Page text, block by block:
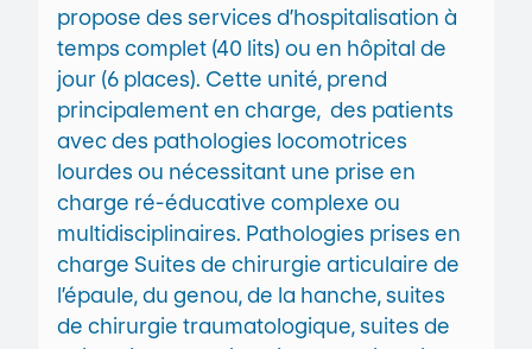
propose des services d’hospitalisation à
temps complet (40 lits) ou en hôpital de
jour (6 places). Cette unité, prend
principalement en charge, des patients
avec des pathologies locomotrices
lourdes ou nécessitant une prise en
charge ré-éducative complexe ou
multidisciplinaires. Pathologies prises en
charge Suites de chirurgie articulaire de
l’épaule, du genou, de la hanche, suites
de chirurgie traumatologique, suites de